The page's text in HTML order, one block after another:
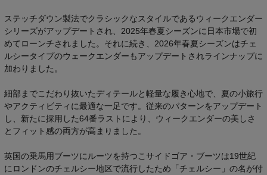
ステッチダウン製法でクラシックなスタイルであるウィークエンダー
シリーズがアップデートされ、2025年春夏シーズンに日本市場で初
めてローンチされました。それに続き、2026年春夏シーズンはチェ
ルシータイプのウェークエンダーもアップデートされラインナップに
加わりました。
細部までこだわり抜いたディテールと軽量な履き心地で、夏の小旅行
やアクティビティに最適な一足です。従来のパターンをアップデート
し、新たに採用した64番ラストにより、ウィークエンダーの美しさ
とフィット感の両方が高まりました。
英国の乗馬用ブーツにルーツを持つこサイドゴア・ブーツは19世紀
にロンドンのチェルシー地区で流行したため「チェルシー」の名が付